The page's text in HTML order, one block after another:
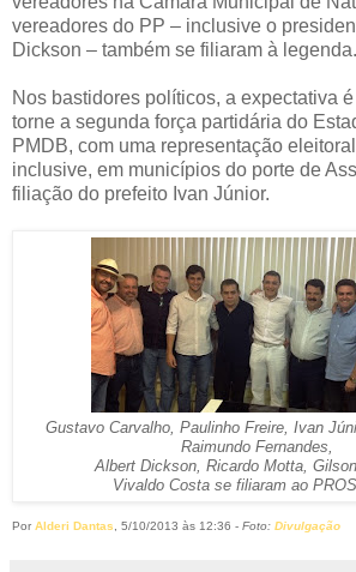
vereadores do PP – inclusive o
Dickson – também se filiaram à legenda.
Nos bastidores políticos, a expectativa
torne a segunda força partidária do
PMDB, com uma representação
inclusive, em municípios do porte de
filiação do prefeito Ivan Júnior.
Gustavo Carvalho, Paulinho Freire, Ivan
Raimundo Fernandes,
Albert Dickson, Ricardo Motta,
Vivaldo Costa se filiaram ao
Por Alderi Dantas, 5/10/2013 às 12:36 - Foto: Divulgação